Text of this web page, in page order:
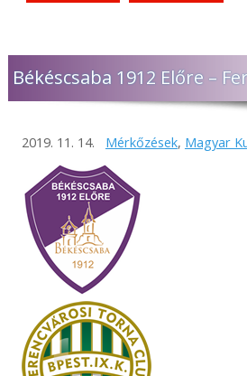
Békéscsaba 1912 Előre –
2019. 11. 14. Mérkőzések, Magyar